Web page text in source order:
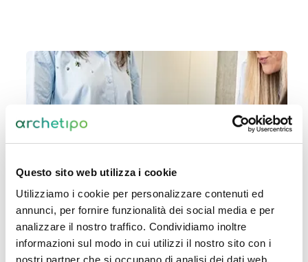
Questo sito web utilizza i cookie
Utilizziamo i cookie per personalizzare contenuti ed
annunci, per fornire funzionalità dei social media e per
analizzare il nostro traffico. Condividiamo inoltre
informazioni sul modo in cui utilizzi il nostro sito con i
nostri partner che si occupano di analisi dei dati web,